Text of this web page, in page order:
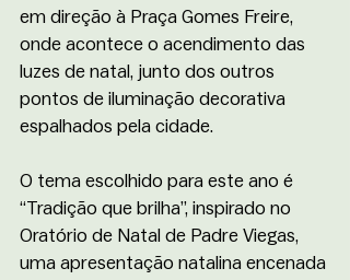
em direção à Praça Gomes Freire,
onde acontece o acendimento das
luzes de natal, junto dos outros
pontos de iluminação decorativa
espalhados pela cidade.
O tema escolhido para este ano é
“Tradição que brilha”, inspirado no
Oratório de Natal de Padre Viegas,
uma apresentação natalina encenada